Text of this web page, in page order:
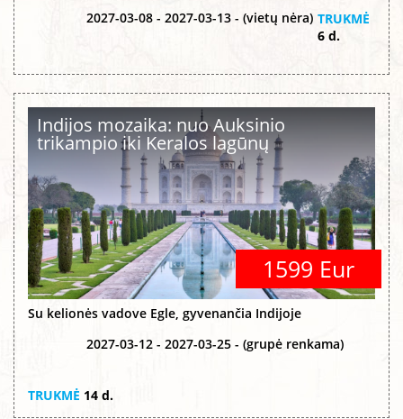
2027-03-08 - 2027-03-13 - (vietų nėra) TRUKMĖ
6 d.
Indijos mozaika: nuo Auksinio
trikampio iki Keralos lagūnų
1599 Eur
Su kelionės vadove Egle, gyvenančia Indijoje
2027-03-12 - 2027-03-25 - (grupė renkama)
TRUKMĖ 14 d.